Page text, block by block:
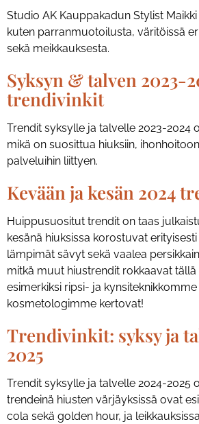
Studio AK Kauppakadun Stylist
kuten parranmuotoilusta, väritöissä
sekä meikkauksesta.
Syksyn & talven 2023-
trendivinkit
Trendit syksylle ja talvelle 2023-2024
mikä on suosittua hiuksiin,
palveluihin liittyen.
Kevään ja kesän 2024
Huippusuositut trendit on taas
kesänä hiuksissa korostuvat
lämpimät sävyt sekä vaalea
mitkä muut hiustrendit rokkaavat tällä
esimerkiksi ripsi- ja kynsiteknikkomme
kosmetologimme kertovat!
Trendivinkit: syksy ja
2025
Trendit syksylle ja talvelle 2024-2025
trendeinä hiusten värjäyksissä ovat
cola sekä golden hour, ja